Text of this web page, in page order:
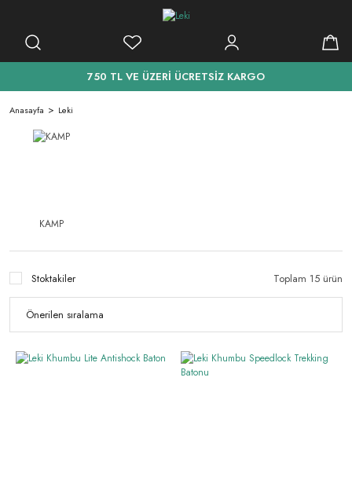
750 TL VE ÜZERİ ÜCRETSİZ KARGO
Anasayfa Leki
KAMP
Stoktakiler Toplam 15 ürün